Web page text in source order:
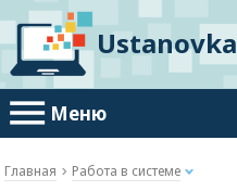
Ustanovka
Главная Работа в системе
Меню